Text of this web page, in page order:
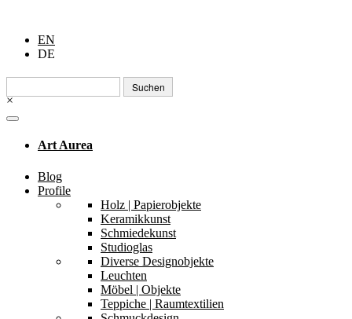
EN
DE
Suchen
nach:
×
Art Aurea
Blog
Profile
Holz | Papierobjekte
Keramikkunst
Schmiedekunst
Studioglas
Diverse Designobjekte
Leuchten
Möbel | Objekte
Teppiche | Raumtextilien